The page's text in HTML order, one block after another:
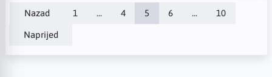
Nazad 1 ... 4 5 6 ... 10
Naprijed